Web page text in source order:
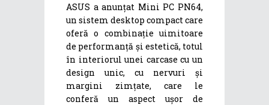
ASUS a anunțat Mini PC PN64,
un sistem desktop compact care
oferă o combinație uimitoare
de performanță și estetică, totul
în interiorul unei carcase cu un
design unic, cu nervuri și
margini zimțate, care le
conferă un aspect ușor de